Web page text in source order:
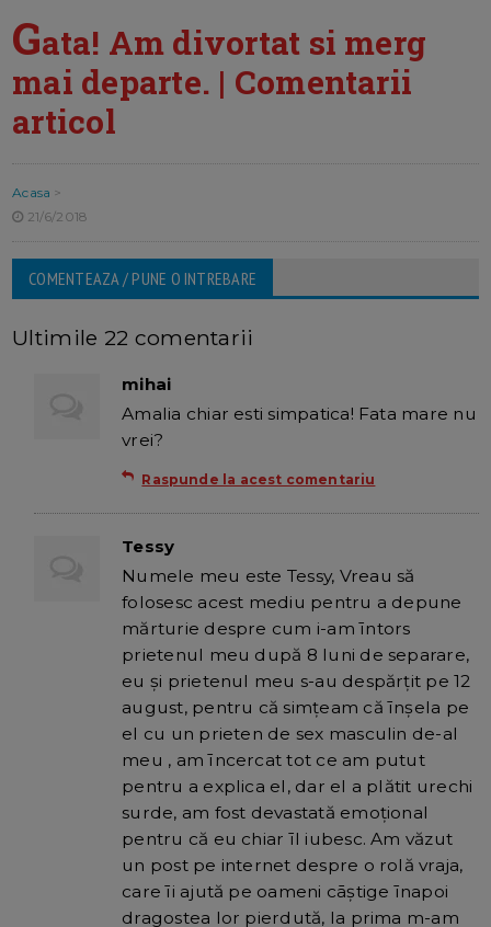
Gata! Am divortat si merg
mai departe. | Comentarii
articol
Acasa >
21/6/2018
COMENTEAZA / PUNE O INTREBARE
Ultimile 22 comentarii
mihai
Amalia chiar esti simpatica! Fata mare nu
vrei?
Raspunde la acest comentariu
Tessy
Numele meu este Tessy, Vreau să
folosesc acest mediu pentru a depune
mărturie despre cum i-am īntors
prietenul meu după 8 luni de separare,
eu și prietenul meu s-au despărțit pe 12
august, pentru că simțeam că īnșela pe
el cu un prieten de sex masculin de-al
meu , am īncercat tot ce am putut
pentru a explica el, dar el a plătit urechi
surde, am fost devastată emoțional
pentru că eu chiar īl iubesc. Am văzut
un post pe internet despre o rolă vraja,
care īi ajută pe oameni cāștige īnapoi
dragostea lor pierdută, la prima m-am